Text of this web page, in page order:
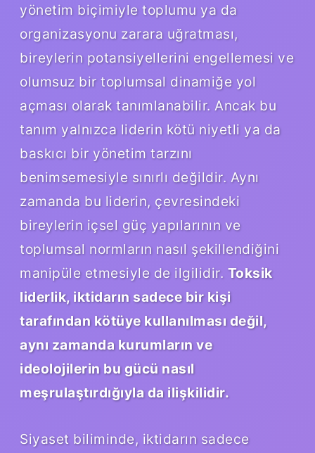
yönetim biçimiyle toplumu ya da
organizasyonu zarara uğratması,
bireylerin potansiyellerini engellemesi ve
olumsuz bir toplumsal dinamiğe yol
açması olarak tanımlanabilir. Ancak bu
tanım yalnızca liderin kötü niyetli ya da
baskıcı bir yönetim tarzını
benimsemesiyle sınırlı değildir. Aynı
zamanda bu liderin, çevresindeki
bireylerin içsel güç yapılarının ve
toplumsal normların nasıl şekillendiğini
manipüle etmesiyle de ilgilidir. Toksik
liderlik, iktidarın sadece bir kişi
tarafından kötüye kullanılması değil,
aynı zamanda kurumların ve
ideolojilerin bu gücü nasıl
meşrulaştırdığıyla da ilişkilidir.
Siyaset biliminde, iktidarın sadece